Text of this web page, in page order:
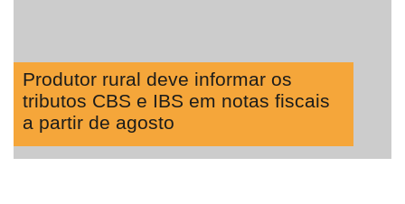
Produtor rural deve informar os
tributos CBS e IBS em notas fiscais
a partir de agosto